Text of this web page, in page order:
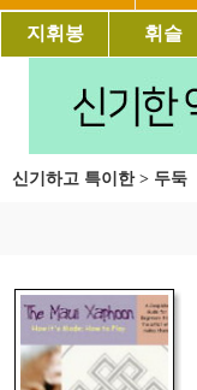
지휘봉 휘슬
신기하고 특이한> 두둑